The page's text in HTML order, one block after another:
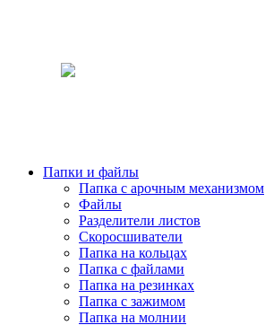
Папки и файлы
Папка с арочным механизмом
Файлы
Разделители листов
Скоросшиватели
Папка на кольцах
Папка с файлами
Папка на резинках
Папка с зажимом
Папка на молнии